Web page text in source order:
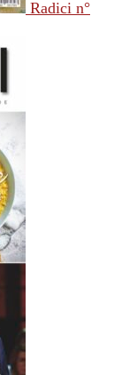
Radici n°